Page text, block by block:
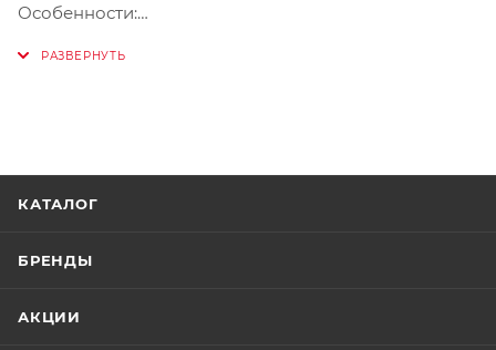
Особенности:
КАТАЛОГ
БРЕНДЫ
АКЦИИ